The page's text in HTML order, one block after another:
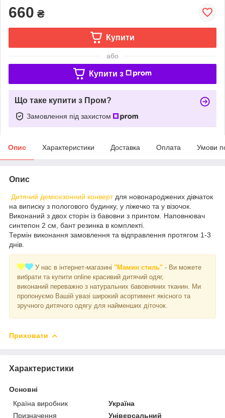
660 ₴
Купити
або
Купити з
Що таке купити з Пром?
Замовлення під захистом
Опис Характеристики Доставка Оплата Умови
Опис
Дитячий демісезонний конвертдля новонароджених дівчаток
на виписку з пологового будинку, у ліжечко та у візочок.
Виконаний з двох сторін із бавовни з принтом. Наповнювач
синтепон 2 см, бант резинка в комплекті.
Термін виконання замовлення та відправлення протягом 1-3
днів.
У нас в інтернет-магазині "Мамин стиль" - Ви можете
вибрати та купити online красивий дитячий одяг,
виконаний переважно з натуральних бавовняних тканин. Ми
пропонуємо Вашій увазі широкий асортимент якісного та
зручного дитячого одягу для найменших діточок.
Приховати
Характеристики
Основні
Країна виробник
Україна
Призначення
Універсальний